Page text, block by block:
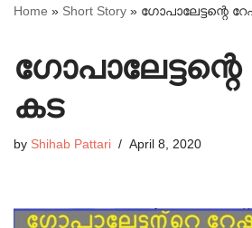
Home » Short Story » ഗോപാലേട്ടന്റെ
കട
by Shihab Pattari April 8, 2020